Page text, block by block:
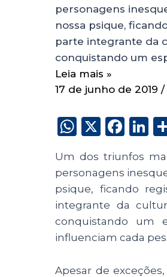
personagens
nossa psique,
parte integrante da
conquistando um
Leia mais »
17 de junho de 2019 /
W
a
ts
A
p
p
X
F
c
e
b
o
o
Li
k
e
dI
n
Um dos triunfos
personagens
psique, ficando
integrante da
conquistando um
influenciam cada
Apesar de